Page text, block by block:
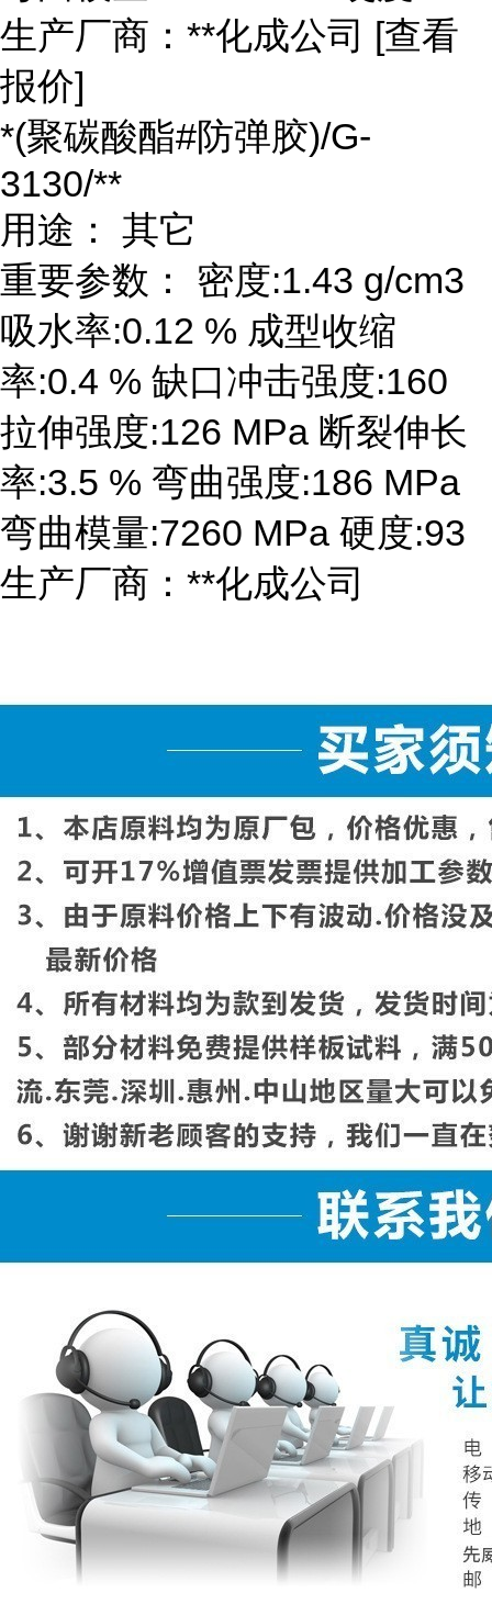
生产厂商：**化成公司 [查看
报价]
*(聚碳酸酯#防弹胶)/G-
3130/**
用途： 其它
重要参数： 密度:1.43 g/cm3
吸水率:0.12 % 成型收缩
率:0.4 % 缺口冲击强度:160
拉伸强度:126 MPa 断裂伸长
率:3.5 % 弯曲强度:186 MPa
弯曲模量:7260 MPa 硬度:93
生产厂商：**化成公司